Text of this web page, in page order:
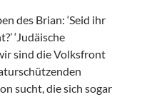
des Brian: ‘Seid ihr
‘Judäische
sind die Volksfront
sucht, die sich sogar